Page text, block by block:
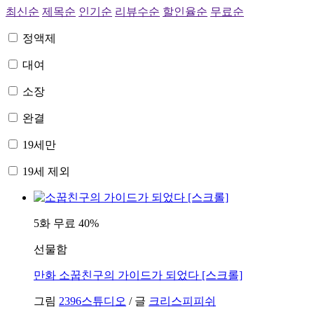
최신순 제목순 인기순 리뷰수순 할인율순 무료순
정액제
대여
소장
완결
19세만
19세 제외
5화 무료 40%
선물함
만화 소꿉친구의 가이드가 되었다 [스크롤]
그림 2396스튜디오 / 글 크리스피피쉬